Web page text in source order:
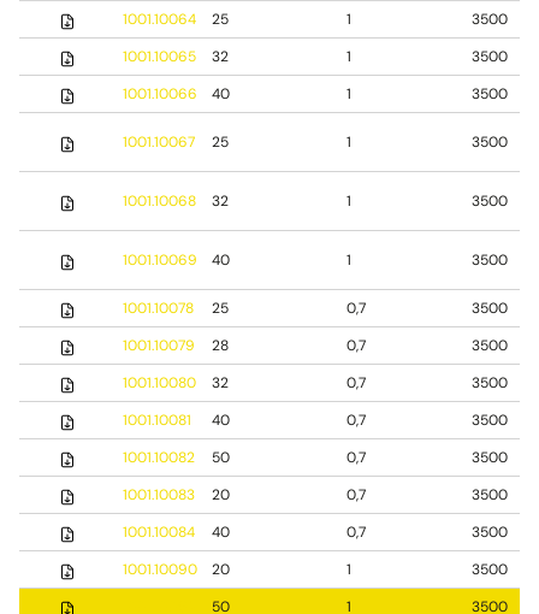
1001.10064
25 1
3500
1001.10065
32 1
3500
1001.10066
40 1 3500
1001.10067 25 1 3500
1001.10068 32 1 3500
1001.10069 40 1 3500
1001.10078 25 0,7
3500
1001.10079
28 0,7
3500
1001.10080
32 0,7
3500
1001.10081
40 0,7
3500
1001.10082
50 0,7
3500
1001.10083
20 0,7
3500
1001.10084
40 0,7
3500
1001.10090
20 1
3500
50 1
3500